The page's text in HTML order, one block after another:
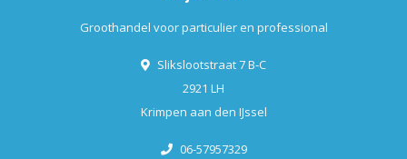
Groothandel voor particulier en professional
Slikslootstraat 7 B-C
2921 LH
Krimpen aan den IJssel
06-57957329